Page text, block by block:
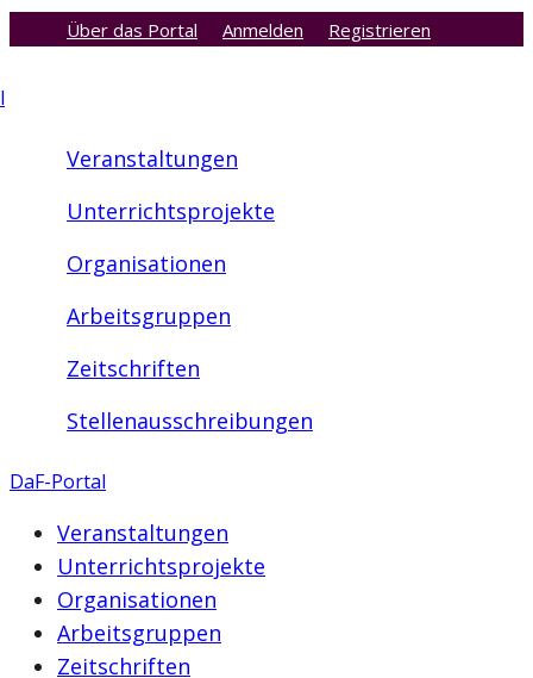
Über das Portal Anmelden Registrieren
Veranstaltungen
Unterrichtsprojekte
Organisationen
Arbeitsgruppen
Zeitschriften
Stellenausschreibungen
DaF-Portal
Veranstaltungen
Unterrichtsprojekte
Organisationen
Arbeitsgruppen
Zeitschriften